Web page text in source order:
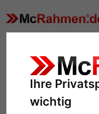
Ihre
wichtig